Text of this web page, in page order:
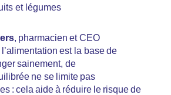
et légumes
, pharmacien et CEO
est la base de
sainement, de
ne se limite pas
: cela aide à réduire le risque de